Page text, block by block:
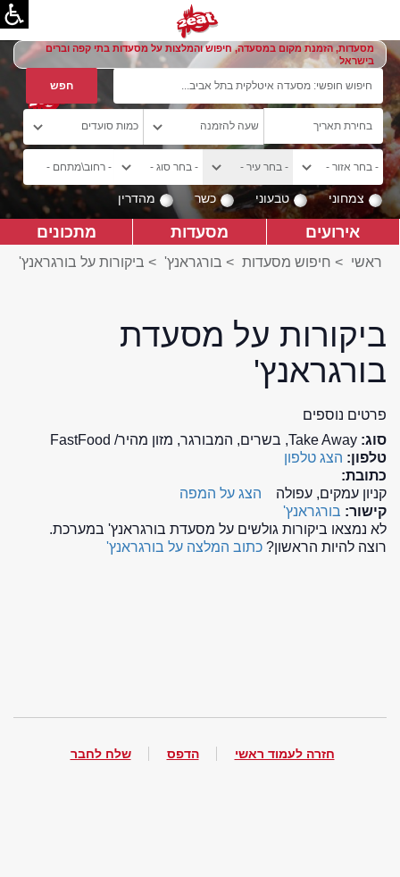
מסעדות, הזמנת מקום במסעדה, חיפוש והמלצות על מסעדות בתי קפה וברים
בישראל
צמחוני טבעוני כשר מהדרין
אירועים מסעדות מתכונים
ראשי > חיפוש מסעדות > בורגראנץ' > ביקורות על בורגראנץ'
ביקורות על מסעדת
בורגראנץ'
פרטים נוספים
סוג: Take Away, בשרים, המבורגר, מזון מהיר/ FastFood
טלפון: הצג טלפון
כתובת:
קניון עמקים, עפולה
הצג על המפה
קישור: בורגראנץ'
לא נמצאו ביקורות גולשים על מסעדת בורגראנץ' במערכת.
רוצה להיות הראשון? כתוב המלצה על בורגראנץ'
חזרה לעמוד ראשי הדפס שלח לחבר